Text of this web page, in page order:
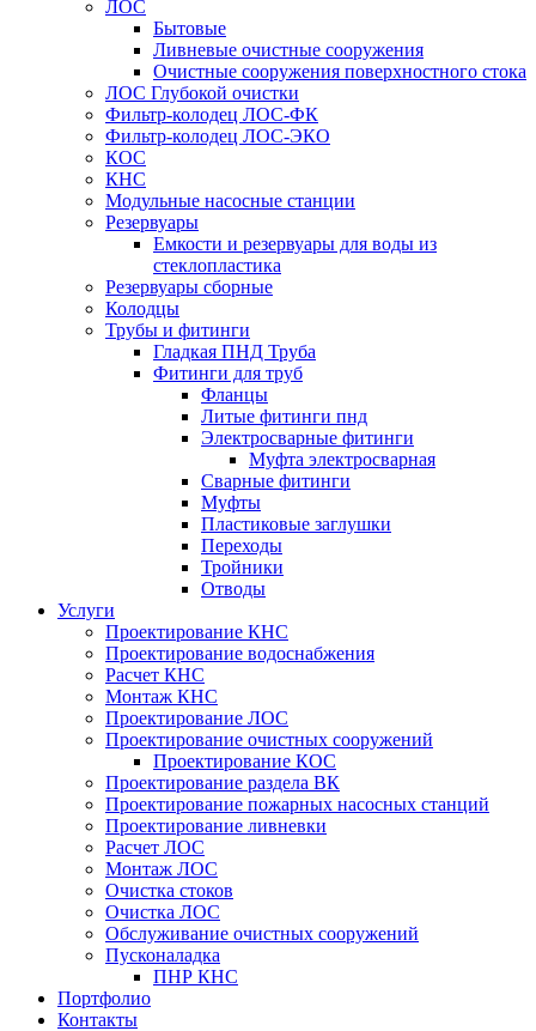
ЛОС
Бытовые
Ливневые очистные сооружения
Очистные сооружения поверхностного стока
ЛОС Глубокой очистки
Фильтр-колодец ЛОС-ФК
Фильтр-колодец ЛОС-ЭКО
КОС
КНС
Модульные насосные станции
Резервуары
Емкости и резервуары для воды из
стеклопластика
Резервуары сборные
Колодцы
Трубы и фитинги
Гладкая ПНД Труба
Фитинги для труб
Фланцы
Литые фитинги пнд
Электросварные фитинги
Муфта электросварная
Сварные фитинги
Муфты
Пластиковые заглушки
Переходы
Тройники
Отводы
Услуги
Проектирование КНС
Проектирование водоснабжения
Расчет КНС
Монтаж КНС
Проектирование ЛОС
Проектирование очистных сооружений
Проектирование КОС
Проектирование раздела ВК
Проектирование пожарных насосных станций
Проектирование ливневки
Расчет ЛОС
Монтаж ЛОС
Очистка стоков
Очистка ЛОС
Обслуживание очистных сооружений
Пусконаладка
ПНР КНС
Портфолио
Контакты